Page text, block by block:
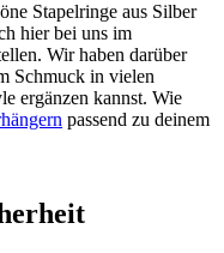
Stapelringe aus Silber
hier bei uns im
Wir haben darüber
Schmuck in vielen
ergänzen kannst. Wie
passend zu deinem